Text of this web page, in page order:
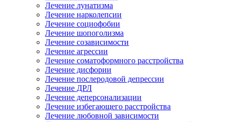
Лечение лунатизма
Лечение нарколепсии
Лечение социофобии
Лечение шопоголизма
Лечение созависимости
Лечение агрессии
Лечение соматоформного расстройства
Лечение дисфории
Лечение послеродовой депрессии
Лечение ДРЛ
Лечение деперсонализации
Лечение избегающего расстройства
Лечение любовной зависимости